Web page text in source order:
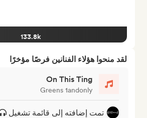
133.8k
لقد منحوا هؤلاء الفنانين فرصًا مؤخرًا
On This Ting
Greens 1andonly
تمت إضافته إلى قائمة تشغيل